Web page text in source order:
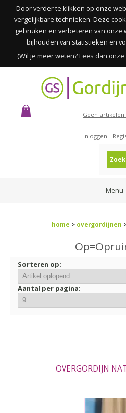
Door verder te klikken op onze
vergelijkbare technieken. Deze
gebruiken en verbeteren van onze
bijhouden van statistieken en
(Wil je meer weten? Lees dan onze
Geen artikelen:
Inloggen
Zoek
Menu
home > overgordijnen
Sorteren op:
Aantal per pagina:
OVERGORDIJN